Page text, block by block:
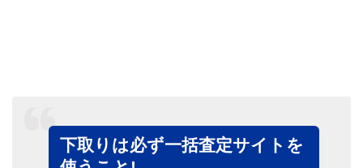
下取りは必ず一括査定サイトを